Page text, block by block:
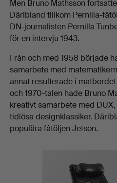
Men Bruno Mathsson
Däribland tillkom Pernilla-
DN-journalisten Pernilla
för en intervju 1943.
Från och med 1958 började
samarbete med
annat resulterade i
och 1970-talen hade Bruno
kreativt samarbete med
tidlösa designklassiker.
populära fåtöljen Jetson.